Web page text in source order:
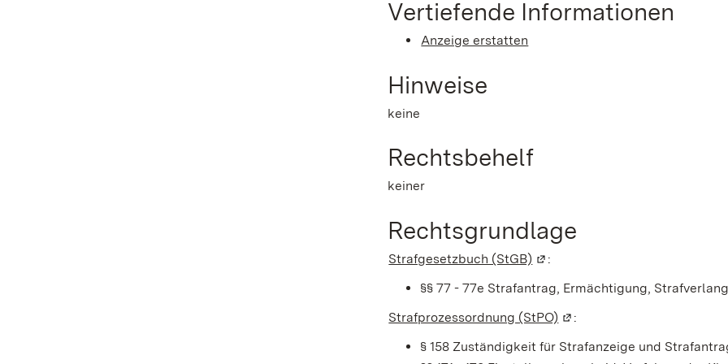
Vertiefende Informationen
Anzeige erstatten
Hinweise
keine
Rechtsbehelf
keiner
Rechtsgrundlage
Strafgesetzbuch (StGB) (Wird in einem neuen Fenster
:
§§ 77 - 77e Strafantrag, Ermächtigung,
Strafprozessordnung (StPO) (Wird in einem neuen
:
§ 158 Zuständigkeit für Strafanzeige und